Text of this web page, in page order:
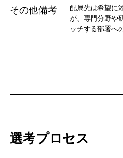
その他備考
配属先は希望に
が、専門分野や
ッチする部署へ
選考プロセス